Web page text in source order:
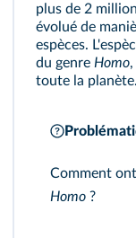
plus de 2
évolué de
espèces.
du genre Homo
toute la planète.
Comment
Homo ?